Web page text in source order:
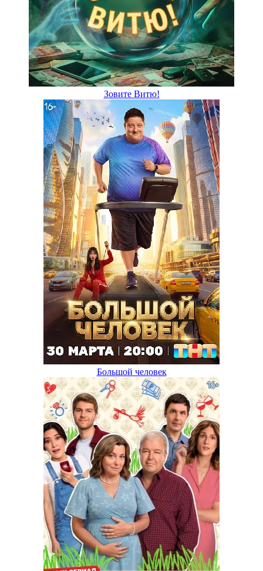
Зовите Витю!
Большой человек